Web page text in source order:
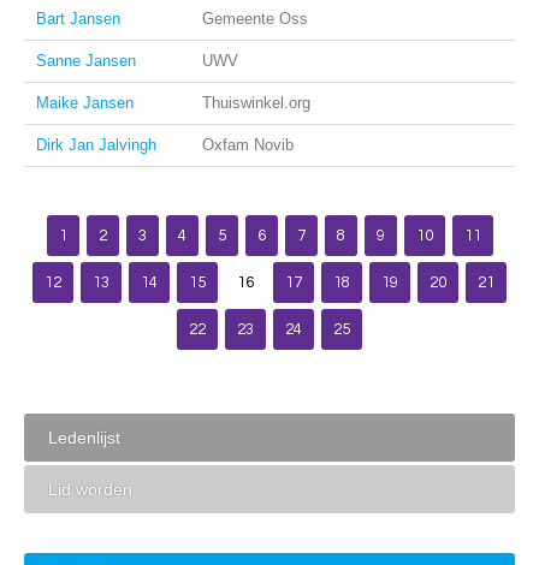
Bart Jansen Gemeente Oss
Sanne Jansen UWV
Maike Jansen Thuiswinkel.org
Dirk Jan Jalvingh Oxfam Novib
1 2 3 4 5 6 7 8 9 10 11
12 13 14 15 16 17 18 19 20 21
22 23 24 25
Ledenlijst
Lid worden